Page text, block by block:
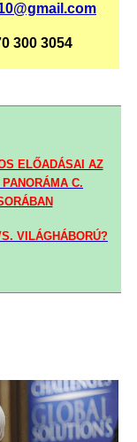
300 3054
ELŐADÁSAI AZ
C.
VILÁGHÁBORÚ?